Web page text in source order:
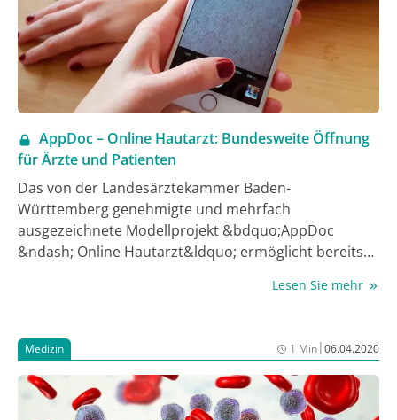
infektbedingte Mortalität sinkt (3). Ein Schlüssel zum
Therapieerfolg: Ausreichend hohe IVIg-Dosierungen
von 0,2-0,4 g/kg Körpergewicht alle 3-4 Wochen.
AppDoc – Online Hautarzt: Bundesweite Öffnung
für Ärzte und Patienten
Das von der Landesärztekammer Baden-
Württemberg genehmigte und mehrfach
ausgezeichnete Modellprojekt &bdquo;AppDoc
&ndash; Online Hautarzt&ldquo; ermöglicht bereits
eine erste Einschätzung durch qualifizierte
Mittlerweile wurden über 2.500 Patienten online
beraten. Mit Genehmigung der Landesärztekammer
öffnet sich das Modellprojekt nun für Betroffene und
Hautarztpraxen bundesweit.
Lesen Sie mehr
Medizin 1 Min|06.04.2020